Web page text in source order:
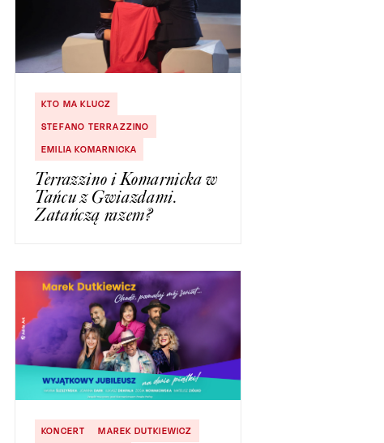
KTO MA KLUCZ
STEFANO TERRAZZINO
EMILIA KOMARNICKA
Terrazzino i Komarnicka w
Tańcu z Gwiazdami.
Zatańczą razem?
KONCERT
MAREK DUTKIEWICZ